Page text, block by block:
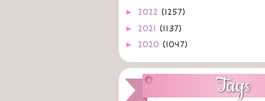
► 2022 (1257)
► 2021 (1137)
► 2020 (1047)
►2019(1064)
►2018(1008)
► Tags